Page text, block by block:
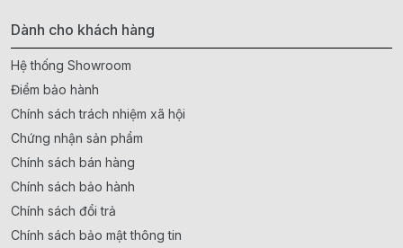
Dành cho khách hàng
Hệ thống Showroom
Điểm bảo hành
Chính sách trách nhiệm xã hội
Chứng nhận sản phẩm
Chính sách bán hàng
Chính sách bảo hành
Chính sách đổi trả
Chính sách bảo mật thông tin